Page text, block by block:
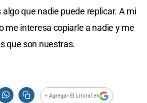
que nadie puede replicar. A mi
me interesa copiarle a nadie y me
que son nuestras.
+ Agregar El Litoral en